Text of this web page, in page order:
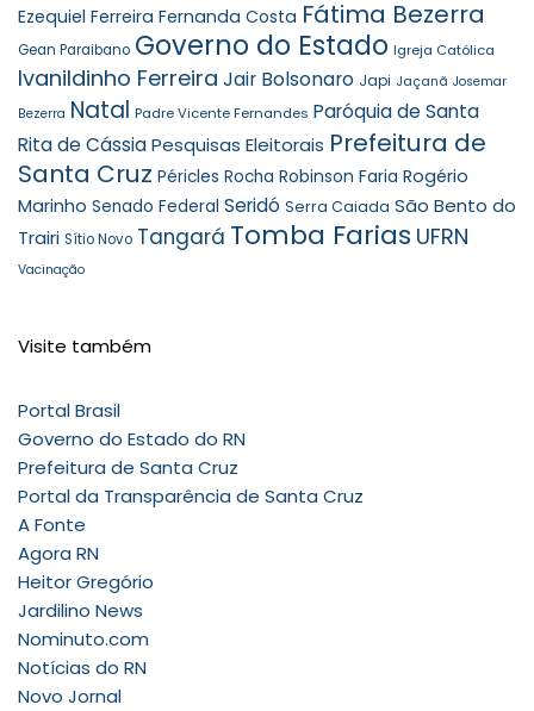
Ezequiel Ferreira Fernanda Costa Fátima Bezerra
Gean Paraibano Governo do Estado Igreja Católica
Ivanildinho Ferreira Jair Bolsonaro Japi Jaçanã Josemar
Bezerra Natal Padre Vicente Fernandes Paróquia de Santa
Rita de CássiaPesquisas Eleitorais Prefeitura de
Santa Cruz Péricles Rocha Robinson Faria Rogério
Marinho Senado Federal Seridó Serra Caiada São Bento do
Trairi Sítio Novo Tangará Tomba Farias UFRN
Vacinação
Visite também
Portal Brasil
Governo do Estado do RN
Prefeitura de Santa Cruz
Portal da Transparência de Santa Cruz
A Fonte
Agora RN
Heitor Gregório
Jardilino News
Nominuto.com
Notícias do RN
Novo Jornal